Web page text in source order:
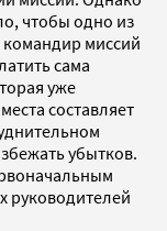
чтобы одно из
командир миссий
сама
уже
составляет
убытков.
руководителей